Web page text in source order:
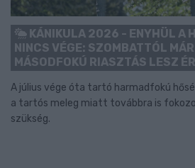
KÁNIKULA 2026 - ENYHÜL A
NINCS VÉGE: SZOMBATTÓL
MÁSODFOKÚ RIASZTÁS LESZ
A július vége óta tartó harmadfokú
a tartós meleg miatt továbbra is
szükség.